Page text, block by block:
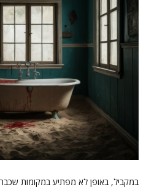
במקביל, באופן לא מפתיע במקומות